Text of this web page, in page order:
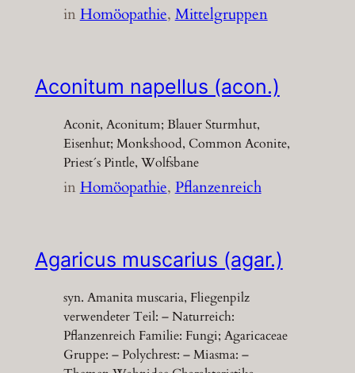
inHomöopathie, Mittelgruppen
Aconitum napellus (acon.)
Aconit, Aconitum; Blauer Sturmhut,
Eisenhut; Monkshood, Common Aconite,
Priest´s Pintle, Wolfsbane
inHomöopathie, Pflanzenreich
Agaricus muscarius (agar.)
syn. Amanita muscaria, Fliegenpilz
verwendeter Teil: – Naturreich:
Pflanzenreich Familie: Fungi; Agaricaceae
Gruppe: – Polychrest: – Miasma: –